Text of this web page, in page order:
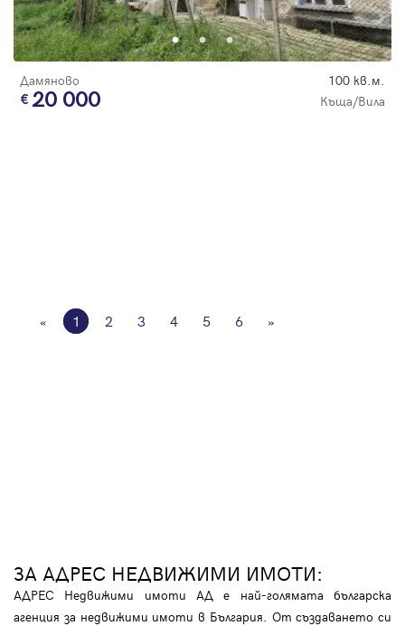
Дамяново 100 кв.м.
20 000 Къща/Вила
« 1 2 3 4 5 6 »
ЗА АДРЕС НЕДВИЖИМИ ИМОТИ:
АДРЕС Недвижими имоти АД е най-голямата българска
агенция за недвижими имоти в България. От създаването си